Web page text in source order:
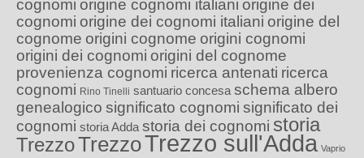
cognomi origine cognomi italiani origine dei
cognomi origine dei cognomi italiani origine del
cognome origini cognome origini cognomi
origini dei cognomi origini del cognome
provenienza cognomi ricerca antenati ricerca
cognomi Rino Tinelli santuario concesa schema albero
genealogico significato cognomi significato dei
cognomi storia Adda storia dei cognomi storia
TrezzoTrezzoTrezzo sull'Adda Vaprio